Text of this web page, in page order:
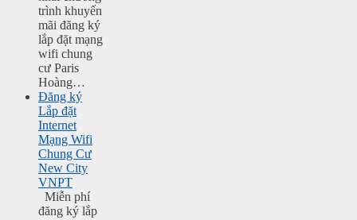
trình khuyến
mãi đăng ký
lắp đặt mạng
wifi chung
cư Paris
Hoàng…
Đăng ký
Lắp đặt
Internet
Mạng Wifi
Chung Cư
New City
VNPT
Miễn phí
đăng ký lắp